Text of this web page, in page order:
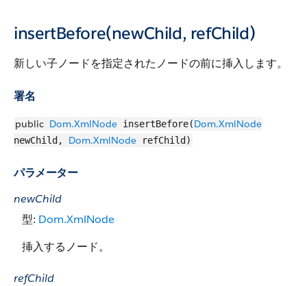
insertBefore(newChild, refChild)
新しい子ノードを指定されたノードの前に挿入します。
署名
public Dom.XmlNode insertBefore(Dom.XmlNode
newChild, Dom.XmlNode refChild)
パラメーター
newChild
型: Dom.XmlNode
挿入するノード。
refChild